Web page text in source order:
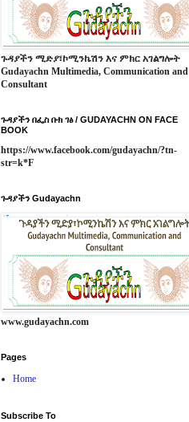
ጉዳያችን ሚድያ፣ኮሚንኬሽን እና ምክር አገልግሎት
Gudayachn Multimedia, Communication and
Consultant
ጉዳያችን በፌስ ቡክ ገፅ / GUDAYACHN ON FACE
BOOK
https://www.facebook.com/gudayachn/?tn-
str=k*F
ጉዳያችን Gudayachn
www.gudayachn.com
Pages
Home
Subscribe To